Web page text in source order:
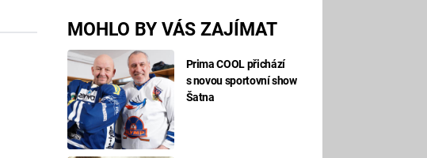
MOHLO BY VÁS ZAJÍMAT
Prima COOL přichází
s novou sportovní show
Šatna